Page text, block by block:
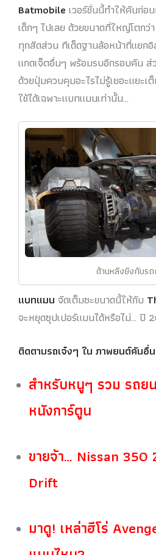
Batmobile เวอร์ชั่นนี้ทำให้คันก่อ
เด็กๆ ไปเลย ด้วยขนาดที่ใหญ่โตกว่
ทุกสัดส่วน ทีเด็ดฐานล้อหน้าที่แยก
แกดเจ็ตอื่นๆ พร้อมรบอีกรอบคัน ส่
ด้วยปุ่มควบคุมอะไรไม่รู้เยอะแยะ
ใช้ได้เฉพาะแบทแมนเท่านั้น…
ด้านหลังยังกับรถ
แบทแมน จัดเต็มซะขนาดนี้ให้กับ
จะหยุดซุปเปอร์แมนได้หรือไม่… ปี
ติดตามรถเจ๋งๆ ใน ภาพยนต์คันอื่
สำหรับหนูๆ รวม รถย
หนังการ์ตูน
ขายจ้า… Nissan 350
Drift
มาดู! เหล่าฮีโร่